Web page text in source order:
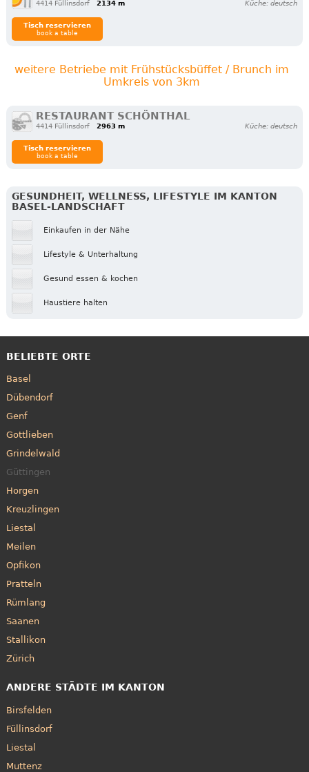
4414 Füllinsdorf 2134 m Küche: deutsch
Tisch reservieren
book a table
weitere Betriebe mit Frühstücksbüffet / Brunch im
Umkreis von 3km
RESTAURANT SCHÖNTHAL
4414 Füllinsdorf 2963 m Küche: deutsch
Tisch reservieren
book a table
GESUNDHEIT, WELLNESS, LIFESTYLE IM KANTON
BASEL-LANDSCHAFT
Einkaufen in der Nähe
Lifestyle & Unterhaltung
Gesund essen & kochen
Haustiere halten
BELIEBTE ORTE
Basel
Dübendorf
Genf
Gottlieben
Grindelwald
Güttingen
Horgen
Kreuzlingen
Liestal
Meilen
Opfikon
Pratteln
Rümlang
Saanen
Stallikon
Zürich
ANDERE STÄDTE IM KANTON
Birsfelden
Füllinsdorf
Liestal
Muttenz